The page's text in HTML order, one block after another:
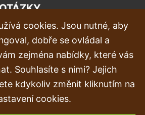
cookies. Jsou nutné, aby
dobře se ovládal a
zejména nabídky, které vás
Souhlasíte s nimi? Jejich
kdykoliv změnit kliknutím na
cookies.